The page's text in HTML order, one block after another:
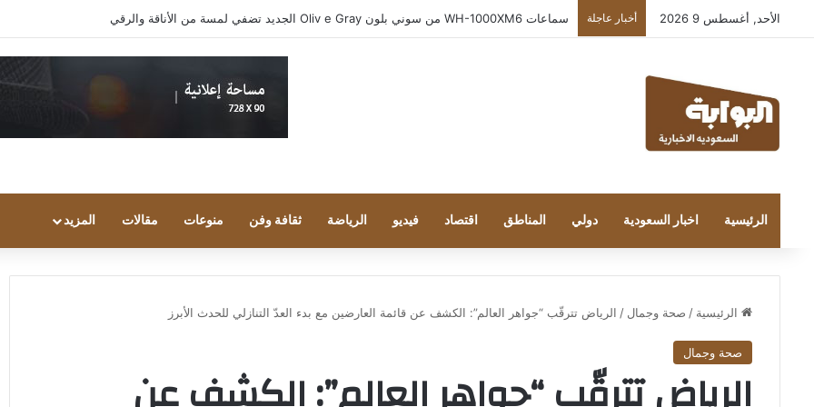
الأحد, أغسطس 9 2026 أخبار عاجلة بعد إطلاقه في المملكة… خبراء التقنية ورواد مجتمع الألعاب يشاركون انطباعاتهم حول TECNO POVA 8 Pro 5G
الرئيسية اخبار السعودية دولي المناطق اقتصاد فيديو الرياضة ثقافة وفن منوعات مقالات المزيد
الرئيسية / صحة وجمال / الرياض تترقّب “جواهر العالم”: الكشف عن قائمة العارضين مع بدء العدّ التنازلي للحدث الأبرز
صحة وجمال